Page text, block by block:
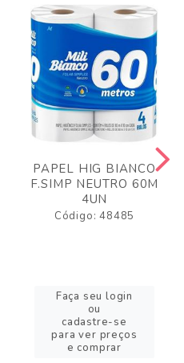
PAPEL HIG BIANCO
F.SIMP NEUTRO 60M
4UN
Código: 48485
Faça seu login
ou
cadastre-se
para ver preços
e comprar